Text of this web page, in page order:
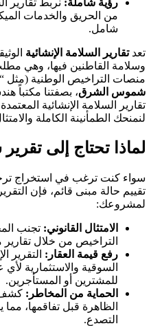
من الحريق والخدمات
شامل.
تعدتقارير السلامة الإنشائية
وسلامة القاطنين فيها، وهي
منصات التراخيص الوطنية (مثل
شموس الشرق، بصفتنا مكتباً
تقارير السلامة الإنشائية
لنمنحك الطمأنينة الكاملة
لماذا تحتاج إلى
سواء كنت ترغب في استخراج
تقييم حالة مبنى قائم، فإن
لمشروعك:
الامتثال القانوني: تجنب
التراخيص من خلال
رفع قيمة العقار: التقرير
السوقية والاستثمارية
للمشترين أو المستأجرين.
الحماية من المخاطر: كشف
الظاهرة قبل تفاقمها،
التصدع.